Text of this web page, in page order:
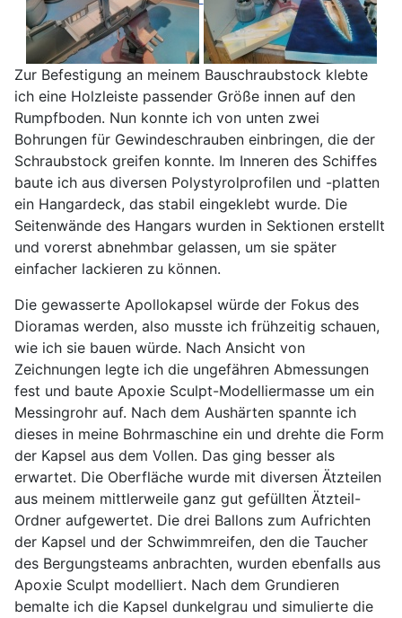
Zur Befestigung an meinem Bauschraubstock klebte
ich eine Holzleiste passender Größe innen auf den
Rumpfboden. Nun konnte ich von unten zwei
Bohrungen für Gewindeschrauben einbringen, die der
Schraubstock greifen konnte. Im Inneren des Schiffes
baute ich aus diversen Polystyrolprofilen und -platten
ein Hangardeck, das stabil eingeklebt wurde. Die
Seitenwände des Hangars wurden in Sektionen erstellt
und vorerst abnehmbar gelassen, um sie später
einfacher lackieren zu können.
Die gewasserte Apollokapsel würde der Fokus des
Dioramas werden, also musste ich frühzeitig schauen,
wie ich sie bauen würde. Nach Ansicht von
Zeichnungen legte ich die ungefähren Abmessungen
fest und baute Apoxie Sculpt-Modelliermasse um ein
Messingrohr auf. Nach dem Aushärten spannte ich
dieses in meine Bohrmaschine ein und drehte die Form
der Kapsel aus dem Vollen. Das ging besser als
erwartet. Die Oberfläche wurde mit diversen Ätzteilen
aus meinem mittlerweile ganz gut gefüllten Ätzteil-
Ordner aufgewertet. Die drei Ballons zum Aufrichten
der Kapsel und der Schwimmreifen, den die Taucher
des Bergungsteams anbrachten, wurden ebenfalls aus
Apoxie Sculpt modelliert. Nach dem Grundieren
bemalte ich die Kapsel dunkelgrau und simulierte die